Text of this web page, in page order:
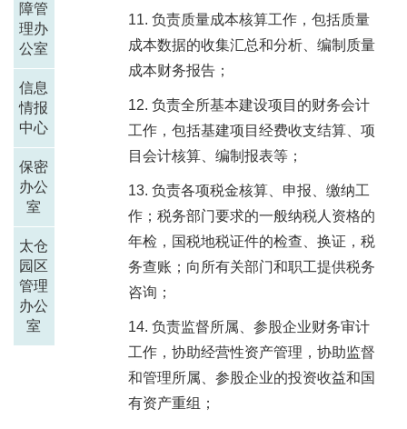
障管
理办
公室
信息
情报
中心
保密
办公
室
太仓
园区
管理
办公
室
负责质量成本核算工作，包括质量
成本数据的收集汇总和分析、编制质量
成本财务报告；
负责全所基本建设项目的财务会计
工作，包括基建项目经费收支结算、项
目会计核算、编制报表等；
负责各项税金核算、申报、缴纳工
作；税务部门要求的一般纳税人资格的
年检，国税地税证件的检查、换证，税
务查账；向所有关部门和职工提供税务
咨询；
负责监督所属、参股企业财务审计
工作，协助经营性资产管理，协助监督
和管理所属、参股企业的投资收益和国
有资产重组；